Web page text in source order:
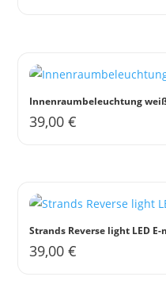
auf
Produktseite
gewählt
mehrere
auf.
auf
Produktseite
gewählt
Innenraumbeleuchtung
39,00€
Strands Reverse light LED E-
39,00€